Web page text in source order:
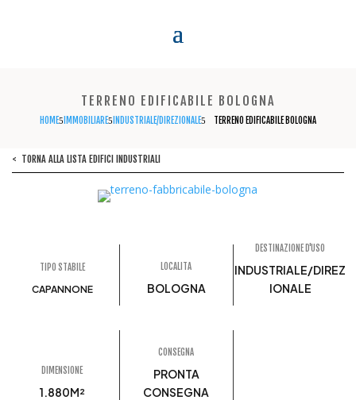
TERRENO EDIFICABILE BOLOGNA
HOME5 IMMOBILIARE5 INDUSTRIALE/DIREZIONALE5 TERRENO EDIFICABILE BOLOGNA
< TORNA ALLA LISTA EDIFICI INDUSTRIALI
TIPO STABILE
CAPANNONE
LOCALITA
BOLOGNA
DESTINAZIONE D'USO
INDUSTRIALE/DIREZ
IONALE
DIMENSIONE
1.880M²
CONSEGNA
PRONTA
CONSEGNA